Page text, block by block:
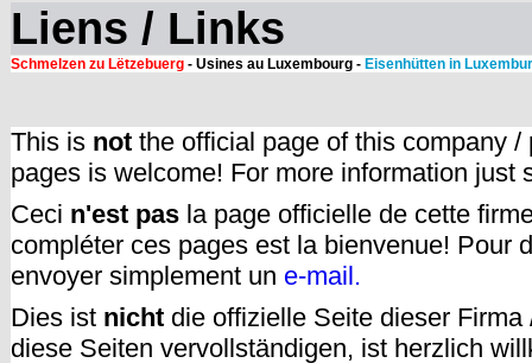
Liens / Links
Schmelzen zu Lëtzebuerg - Usines au Luxembourg - Eisenhütten in
This is not the official page of this company
pages is welcome! For more information just
Ceci n'est pas la page officielle de cette
compléter ces pages est la bienvenue! Pour
envoyer simplement un e-mail.
Dies ist nicht die offizielle Seite dieser
diese Seiten vervollständigen, ist herzlich